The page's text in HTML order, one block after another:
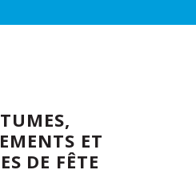
ET
DE FÊTE